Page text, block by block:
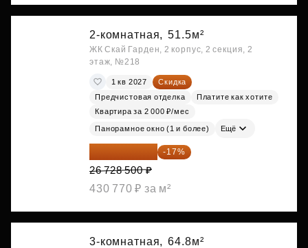
2-комнатная, 51.5м²
ЖК Скай Гарден, 2 корпус, 2 секция, 2
этаж, №218
1 кв 2027
Скидка
Предчистовая отделка
Платите как хотите
Квартира за 2 000 ₽/мес
Панорамное окно (1 и более) Ещё
22 184 655 ₽ -17%
26 728 500 ₽
430 770 ₽ за м²
3-комнатная, 64.8м²